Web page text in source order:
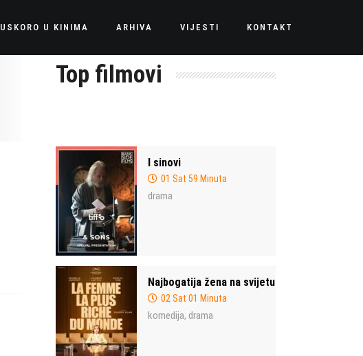
USKORO U KINIMA ARHIVA VIJESTI KONTAKT
Top filmovi
I sinovi
01 Sat 59 Minuta
drama
Najbogatija žena na svijetu
02 Sat 01 Minuta
komedija, drama